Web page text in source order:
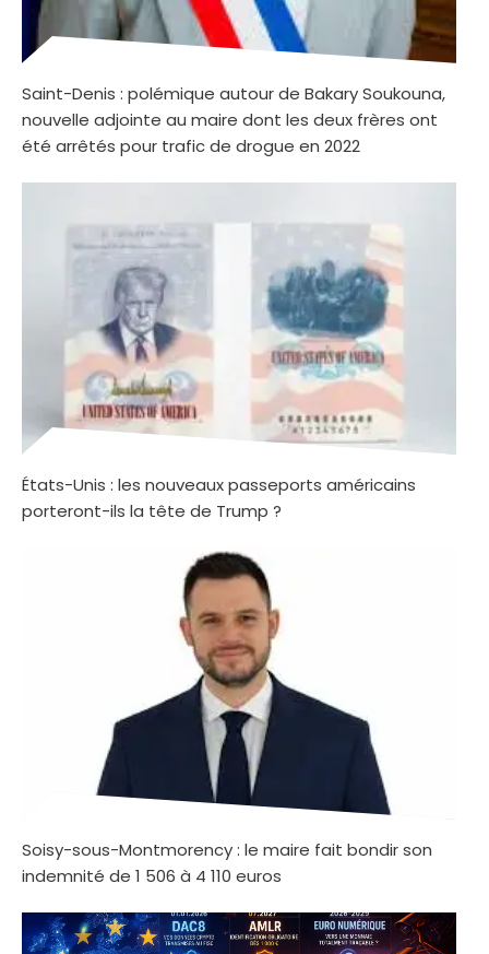
Saint-Denis : polémique autour de Bakary Soukouna,
nouvelle adjointe au maire dont les deux frères ont
été arrêtés pour trafic de drogue en 2022
États-Unis : les nouveaux passeports américains
porteront-ils la tête de Trump ?
Soisy-sous-Montmorency : le maire fait bondir son
indemnité de 1 506 à 4 110 euros